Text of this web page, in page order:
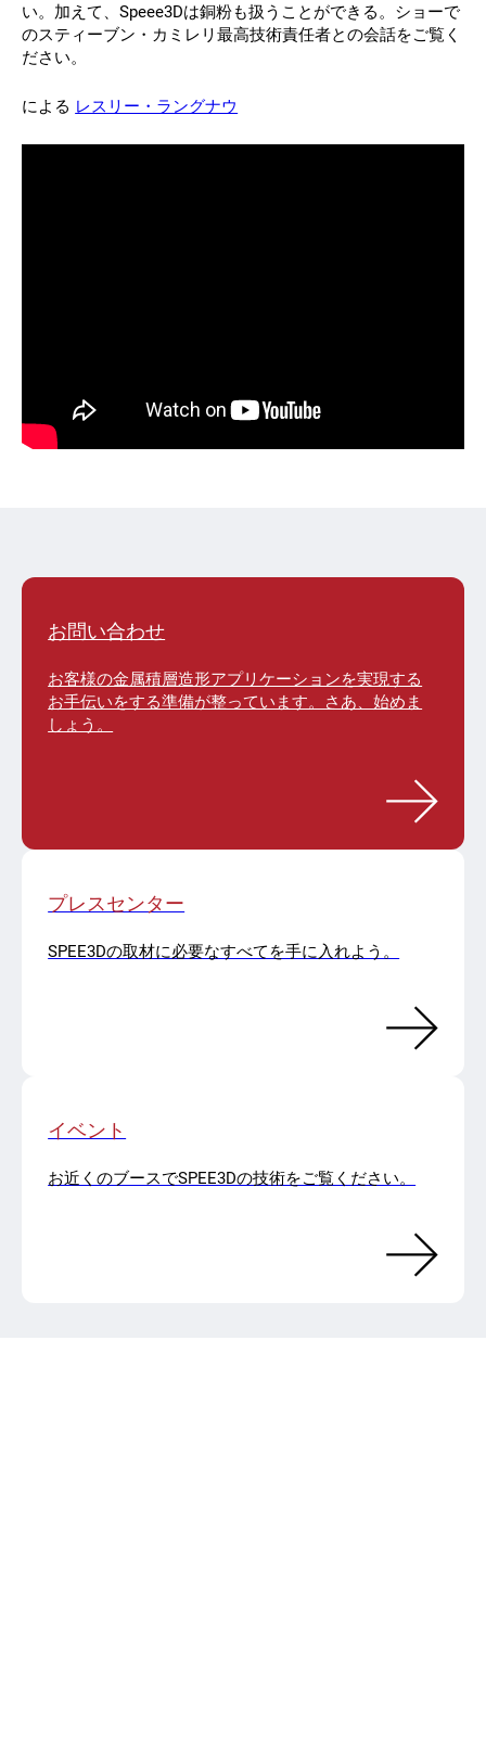
い。加えて、Speee3Dは銅粉も扱うことができる。ショーで
のスティーブン・カミレリ最高技術責任者との会話をご覧く
ださい。
による レスリー・ラングナウ
お問い合わせ
お客様の金属積層造形アプリケーションを実現する
お手伝いをする準備が整っています。さあ、始めま
しょう。
プレスセンター
SPEE3Dの取材に必要なすべてを手に入れよう。
イベント
お近くのブースでSPEE3Dの技術をご覧ください。